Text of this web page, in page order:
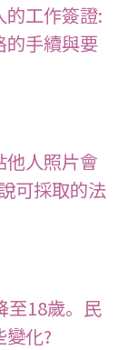
工作簽證:
的手續與要
他人照片會
可採取的法
至18歲。民
化?